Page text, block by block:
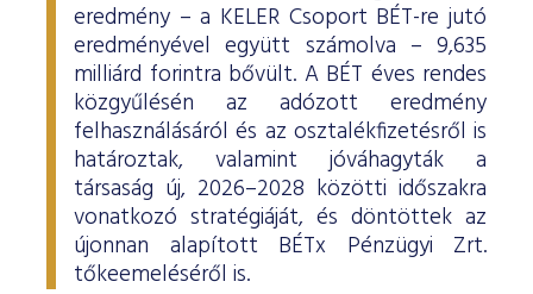
eredmény – a KELER Csoport BÉT-re jutó
eredményével együtt számolva – 9,635
milliárd forintra bővült. A BÉT éves rendes
közgyűlésén az adózott eredmény
felhasználásáról és az osztalékfizetésről is
határoztak, valamint jóváhagyták a
társaság új, 2026–2028 közötti időszakra
vonatkozó stratégiáját, és döntöttek az
újonnan alapított BÉTx Pénzügyi Zrt.
tőkeemeléséről is.